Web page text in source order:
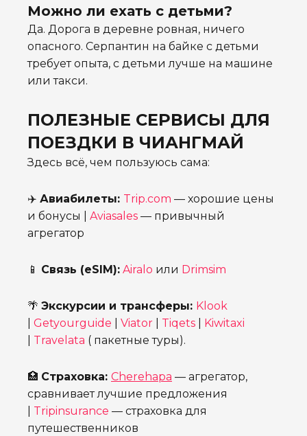
Можно ли ехать с детьми?
Да. Дорога в деревне ровная, ничего
опасного. Серпантин на байке с детьми
требует опыта, с детьми лучше на машине
или такси.
ПОЛЕЗНЫЕ СЕРВИСЫ ДЛЯ
ПОЕЗДКИ В ЧИАНГМАЙ
Здесь всё, чем пользуюсь сама:
✈️ Авиабилеты: Trip.com — хорошие цены
и бонусы | Aviasales — привычный
агрегатор
📱 Связь (eSIM): Airalo или Drimsim
🌴 Экскурсии и трансферы: Klook
Getyourguide Viator Tiqets
Kiwitaxi
Travelata ( пакетные туры).
🏥 Страховка: Cherehapa — агрегатор,
сравнивает лучшие предложения
Tripinsurance — страховка для
путешественников